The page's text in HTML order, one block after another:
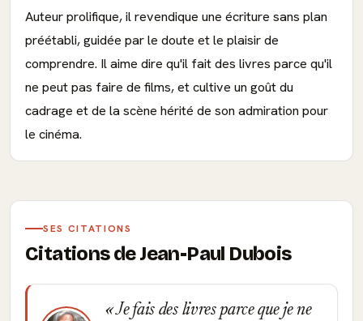
Auteur prolifique, il revendique une écriture sans plan
préétabli, guidée par le doute et le plaisir de
comprendre. Il aime dire qu'il fait des livres parce qu'il
ne peut pas faire de films, et cultive un goût du
cadrage et de la scène hérité de son admiration pour
le cinéma.
SES CITATIONS
Citations de Jean-Paul Dubois
Je fais des livres parce que je ne